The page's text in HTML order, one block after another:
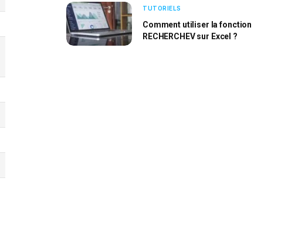
TUTORIELS
Comment utiliser la fonction
RECHERCHEV sur Excel ?